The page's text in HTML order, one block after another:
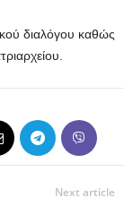
διαλόγου καθώς
Next article